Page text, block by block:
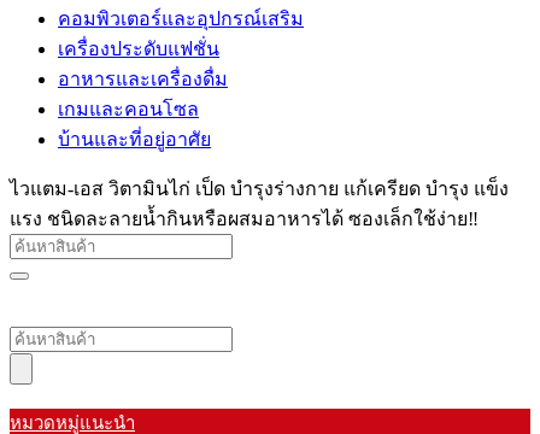
คอมพิวเตอร์และอุปกรณ์เสริม
เครื่องประดับแฟชั่น
อาหารและเครื่องดื่ม
เกมและคอนโซล
บ้านและที่อยู่อาศัย
ไวแตม-เอส วิตามินไก่ เป็ด บำรุงร่างกาย แก้เครียด บำรุง แข็ง
แรง ชนิดละลายน้ำกินหรือผสมอาหารได้ ซองเล็กใช้ง่าย‼️
หมวดหมู่แนะนำ